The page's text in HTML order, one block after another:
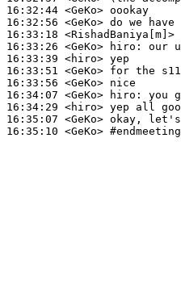
16:32:44 <GeKo>
16:32:56 <GeKo>
16:33:18 <RishadBaniya[m]>
16:33:26 <GeKo>
hiro:
16:33:39 <hiro>
16:33:51 <GeKo>
16:33:56 <GeKo>
16:34:07 <GeKo> hiro:
16:34:29 <hiro>
16:35:07 <GeKo>
16:35:10 <GeKo> #endmeeting